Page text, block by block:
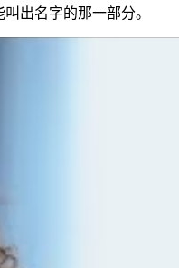
出名字的那一部分。